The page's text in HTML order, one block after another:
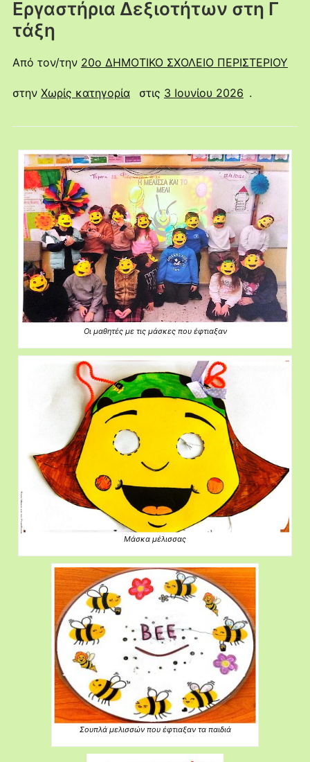
Εργαστήρια Δεξιοτήτων στη Γ
τάξη
Από τον/την 20ο ΔΗΜΟΤΙΚΟ ΣΧΟΛΕΙΟ ΠΕΡΙΣΤΕΡΙΟΥ
στην Χωρίς κατηγορία στις 3 Ιουνίου 2026 .
Οι μαθητές με τις μάσκες που έφτιαξαν
Μάσκα μέλισσας
Σουπλά μελισσών που έφτιαξαν τα παιδιά